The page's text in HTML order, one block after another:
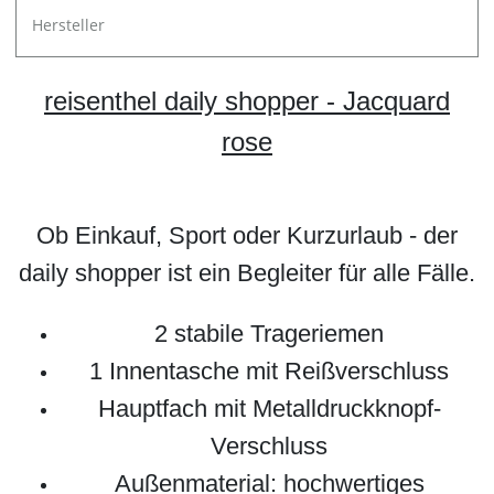
Hersteller
reisenthel daily shopper - Jacquard
rose
Ob Einkauf, Sport oder Kurzurlaub - der
daily shopper ist ein Begleiter für alle Fälle.
2 stabile Trageriemen
1 Innentasche mit Reißverschluss
Hauptfach mit Metalldruckknopf-
Verschluss
Außenmaterial: hochwertiges